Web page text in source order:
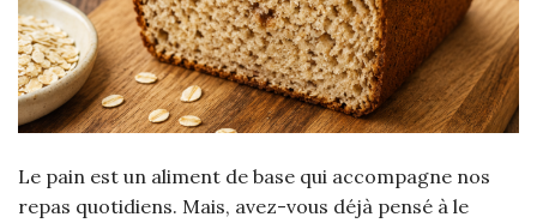
Le pain est un aliment de base qui accompagne nos
repas quotidiens. Mais, avez-vous déjà pensé à le